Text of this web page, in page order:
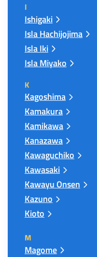
I
Ishigaki
Isla Hachijojima
Isla Iki
Isla Miyako
K
Kagoshima
Kamakura
Kamikawa
Kanazawa
Kawaguchiko
Kawasaki
Kawayu Onsen
Kazuno
Kioto
M
Magome